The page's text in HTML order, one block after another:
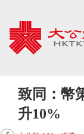
致同：幣
升10%